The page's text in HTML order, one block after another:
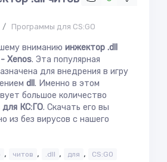
/ Программы для CS:GO
вниманию инжектор .dll
- Xenos. Эта популярная
для внедрения в игру
dll . Именно в этом
большое количество
для КС:ГО. Скачать его вы
из без вирусов с нашего
, читов , .dll , для , CS:GO